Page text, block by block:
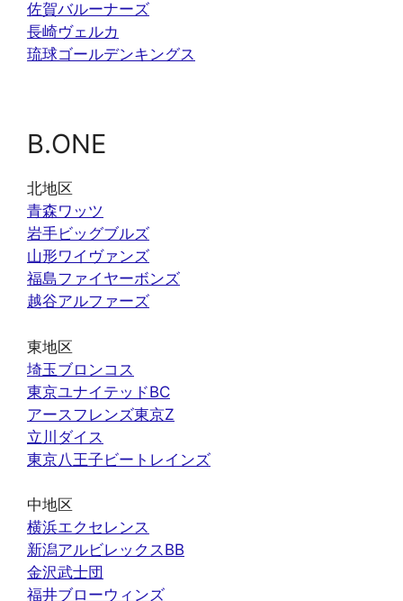
佐賀バルーナーズ
長崎ヴェルカ
琉球ゴールデンキングス
B.ONE
北地区
青森ワッツ
岩手ビッグブルズ
山形ワイヴァンズ
福島ファイヤーボンズ
越谷アルファーズ
東地区
埼玉ブロンコス
東京ユナイテッドBC
アースフレンズ東京Z
立川ダイス
東京八王子ビートレインズ
中地区
横浜エクセレンス
新潟アルビレックスBB
金沢武士団
福井ブローウィンズ